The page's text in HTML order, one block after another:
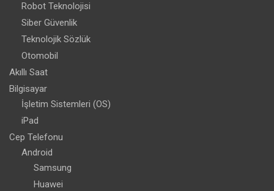
Robot Teknolojisi
Siber Güvenlik
Teknolojik Sözlük
Otomobil
Akıllı Saat
Bilgisayar
İşletim Sistemleri (OS)
iPad
Cep Telefonu
Android
Samsung
Huawei